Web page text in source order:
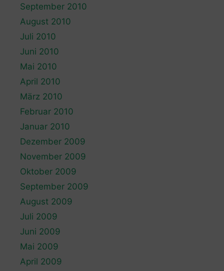
September 2010
August 2010
Juli 2010
Juni 2010
Mai 2010
April 2010
März 2010
Februar 2010
Januar 2010
Dezember 2009
November 2009
Oktober 2009
September 2009
August 2009
Juli 2009
Juni 2009
Mai 2009
April 2009